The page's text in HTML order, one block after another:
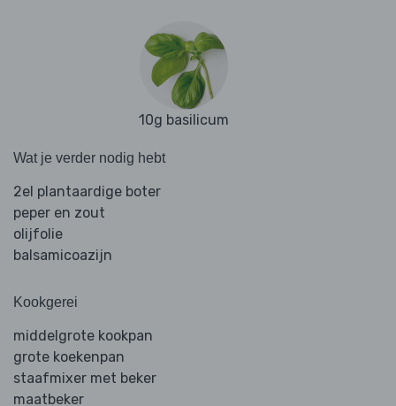
10g basilicum
Wat je verder nodig hebt
2el plantaardige boter
peper en zout
olijfolie
balsamicoazijn
Kookgerei
middelgrote kookpan
grote koekenpan
staafmixer met beker
maatbeker